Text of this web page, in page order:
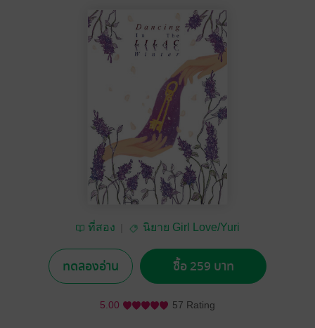
ที่สอง นิยาย Girl Love/Yuri
ทดลองอ่าน ซื้อ 259 บาท
5.00 57 Rating